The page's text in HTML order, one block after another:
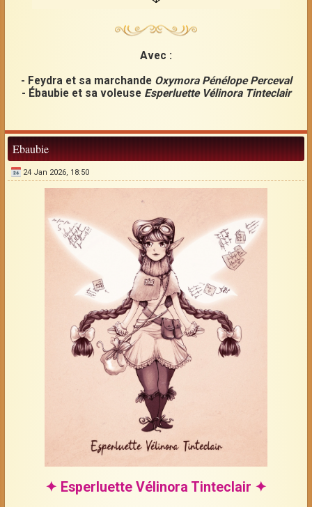
Avec :
- Feydra et sa marchande Oxymora Pénélope Perceval
- Ébaubie et sa voleuse Esperluette Vélinora Tinteclair
Ebaubie
24 Jan 2026, 18:50
✦ Esperluette Vélinora Tinteclair ✦